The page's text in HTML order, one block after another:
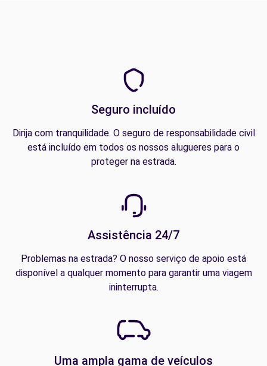
Seguro incluído
Dirija com tranquilidade. O seguro de responsabilidade civil
está incluído em todos os nossos alugueres para o
proteger na estrada.
Assistência 24/7
Problemas na estrada? O nosso serviço de apoio está
disponível a qualquer momento para garantir uma viagem
ininterrupta.
Uma ampla gama de veículos